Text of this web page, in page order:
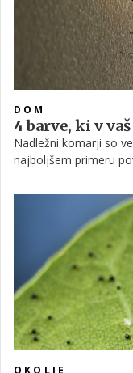
DOM
4 barve, ki v
Nadležni komarji so
najboljšem primeru
delu leta ne želimo v
da obstajajo
OKOLJE